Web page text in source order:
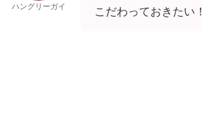
ハングリーガイ
こだわっておきたい！